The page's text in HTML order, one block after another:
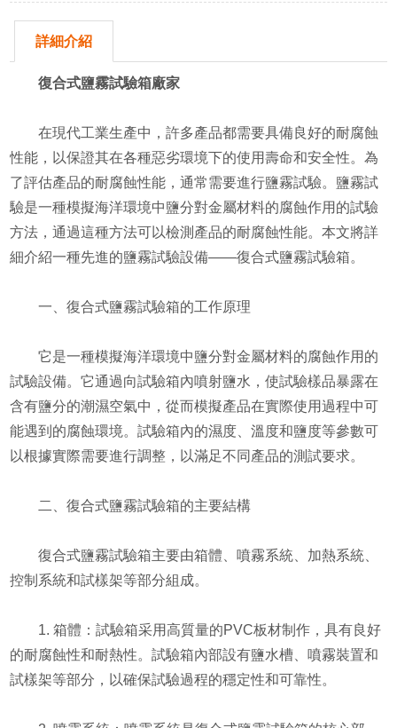
詳細介紹
復合式鹽霧試驗箱廠家
在現代工業生產中，許多產品都需要具備良好的耐腐蝕
性能，以保證其在各種惡劣環境下的使用壽命和安全性。為
了評估產品的耐腐蝕性能，通常需要進行鹽霧試驗。鹽霧試
驗是一種模擬海洋環境中鹽分對金屬材料的腐蝕作用的試驗
方法，通過這種方法可以檢測產品的耐腐蝕性能。本文將詳
細介紹一種先進的鹽霧試驗設備——復合式鹽霧試驗箱。
一、復合式鹽霧試驗箱的工作原理
它是一種模擬海洋環境中鹽分對金屬材料的腐蝕作用的
試驗設備。它通過向試驗箱內噴射鹽水，使試驗樣品暴露在
含有鹽分的潮濕空氣中，從而模擬產品在實際使用過程中可
能遇到的腐蝕環境。試驗箱內的濕度、溫度和鹽度等參數可
以根據實際需要進行調整，以滿足不同產品的測試要求。
二、復合式鹽霧試驗箱的主要結構
復合式鹽霧試驗箱主要由箱體、噴霧系統、加熱系統、
控制系統和試樣架等部分組成。
1. 箱體：試驗箱采用高質量的PVC板材制作，具有良好
的耐腐蝕性和耐熱性。試驗箱內部設有鹽水槽、噴霧裝置和
試樣架等部分，以確保試驗過程的穩定性和可靠性。